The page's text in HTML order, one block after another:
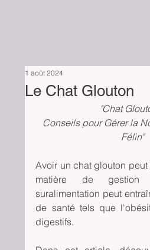
Le Chat Glouton
1 août 2024
"Chat
Conseils pour Gérer la
Félin"
Avoir un chat glouton
matière de gestion
suralimentation peut
de santé tels que
digestifs.